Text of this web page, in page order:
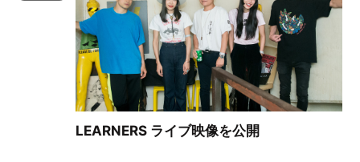
LEARNERS ライブ映像を公開